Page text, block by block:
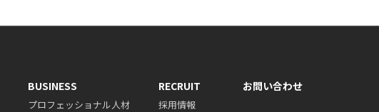
BUSINESS
プロフェッショナル人材
RECRUIT
採用情報
お問い合わせ